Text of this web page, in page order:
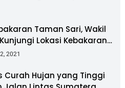
Taman Sari, Wakil
Lokasi Kebakaran
Bantuan
2021
Curah Hujan yang Tinggi